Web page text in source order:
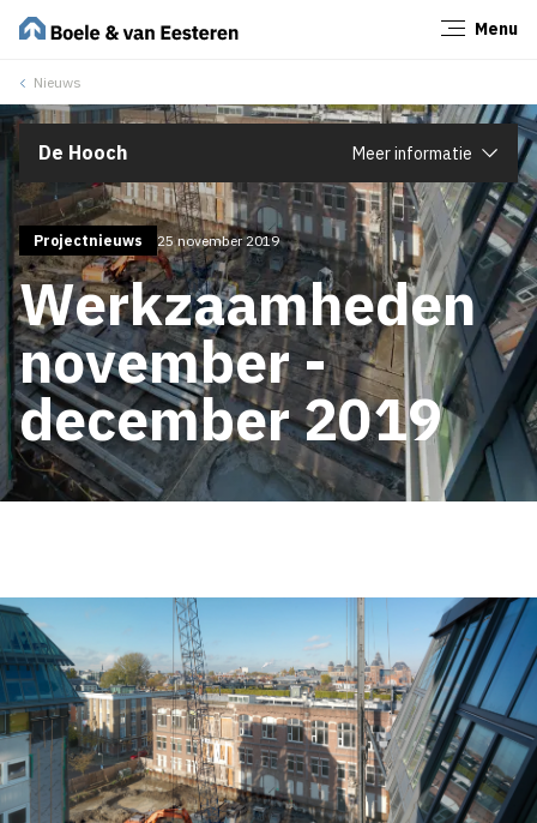
Menu
Nieuws
De Hooch Meer informatie
Projectnieuws 25 november 2019
Werkzaamheden
november -
december 2019
Sluiten